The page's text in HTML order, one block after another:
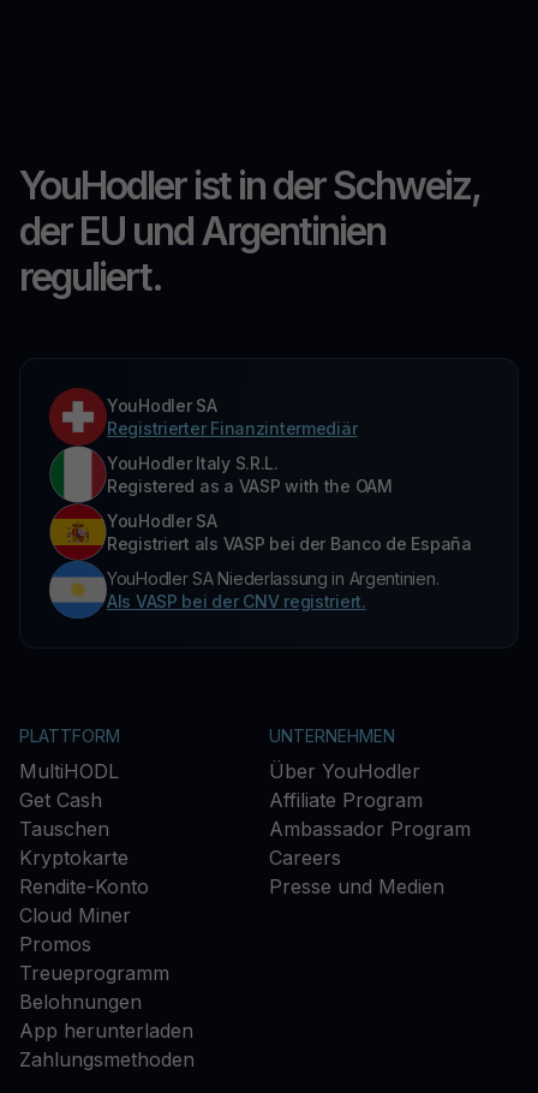
YouHodler ist in der Schweiz,
der EU und Argentinien
reguliert.
YouHodler SA
Registrierter Finanzintermediär
YouHodler Italy S.R.L.
Registered as a VASP with the OAM
YouHodler SA
Registriert als VASP bei der Banco de España
YouHodler SA Niederlassung in Argentinien.
Als VASP bei der CNV registriert.
PLATTFORM
MultiHODL
Get Cash
Tauschen
Kryptokarte
Rendite-Konto
Cloud Miner
Promos
Treueprogramm
Belohnungen
App herunterladen
Zahlungsmethoden
UNTERNEHMEN
Über YouHodler
Affiliate Program
Ambassador Program
Careers
Presse und Medien